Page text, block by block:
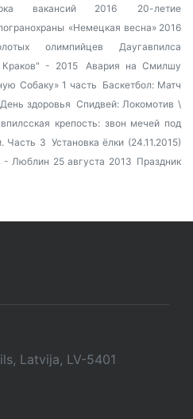
вакансий 2016
20-летие
«Немецкая весна» 2016
олимпийцев Даугавпилса
- 2015
Авария на Смилшу
Собаку» 1 часть Баскетбол: Матч
День здоровья Спидвей: Локомотив \
крепость: звон мечей под
Часть 3 Установка ёлки (24.11.2015)
- Люблин 25 августа 2013 Праздник
Latvija, LV-5401